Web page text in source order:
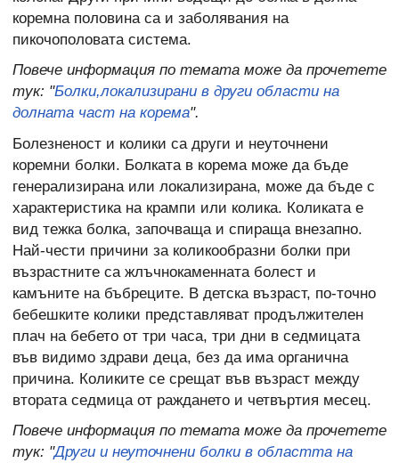
коремна половина са и заболявания на
пикочополовата система.
Повече информация по темата може да прочетете
тук: "Болки,локализирани в други области на
долната част на корема".
Болезненост и колики са други и неуточнени
коремни болки. Болката в корема може да бъде
генерализирана или локализирана, може да бъде с
характеристика на крампи или колика. Коликата е
вид тежка болка, започваща и спираща внезапно.
Най-чести причини за коликообразни болки при
възрастните са жлъчнокаменната болест и
камъните на бъбреците. В детска възраст, по-точно
бебешките колики представляват продължителен
плач на бебето от три часа, три дни в седмицата
във видимо здрави деца, без да има органична
причина. Коликите се срещат във възраст между
втората седмица от раждането и четвъртия месец.
Повече информация по темата може да прочетете
тук: "Други и неуточнени болки в областта на